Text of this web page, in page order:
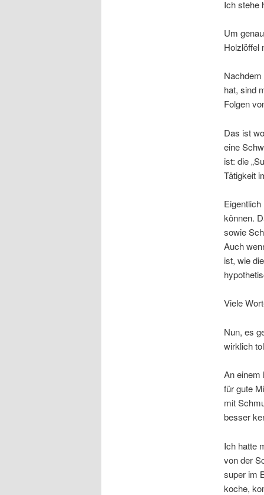
Ich stehe
Um
Holzlöffel
hat, sind
Folgen
Das ist
eine
ist: die
Tätigkeit
können.
sowie
Auch
ist, wie
Viele
Nun, es
wirklich
An einem
für gute
mit
besser
Ich hatte
von der
super im
koche,